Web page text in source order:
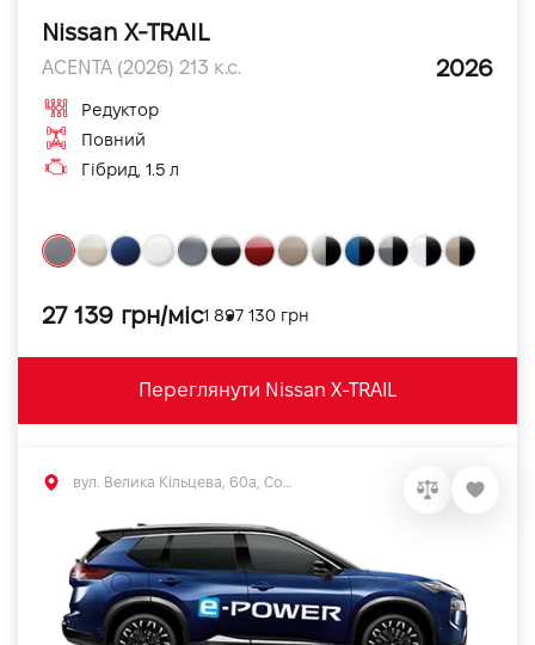
Nissan X-TRAIL
ACENTA (2026) 213 к.с. 2026
Редуктор
Повний
Гібрид, 1.5 л
27 139 грн/міс1 897 130 грн
Переглянути Nissan X-TRAIL